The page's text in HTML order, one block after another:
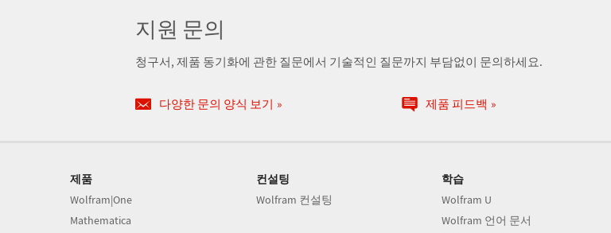
지원 문의
청구서, 제품 동기화에 관한 질문에서 기술적인 질문까지 부담없이 문의하세요.
다양한 문의 양식 보기 제품 피드백
제품
Wolfram|One
Mathematica
컨설팅
Wolfram 컨설팅
학습
Wolfram U
Wolfram 언어 문서